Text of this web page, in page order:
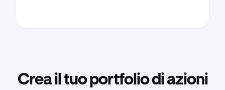
Crea il tuo portfolio di azioni